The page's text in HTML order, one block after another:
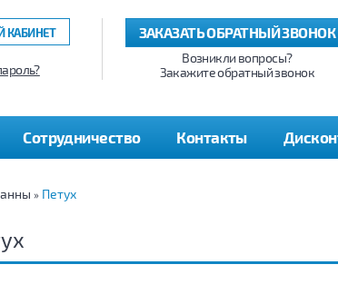
ЗАКАЗАТЬ ОБРАТНЫЙ ЗВОНОК
Возникли вопросы?
Закажите обратный звонок
КАБИНЕТ
Сотрудничество Контакты
» Петух